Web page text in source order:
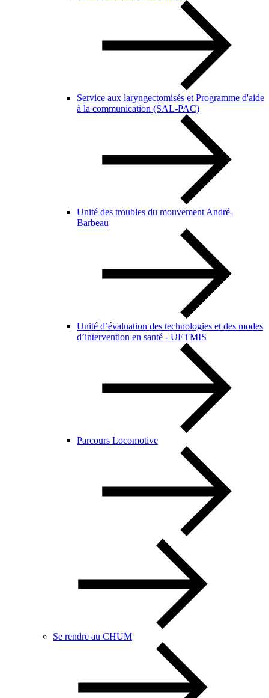
Service aux laryngectomisés et Programme d'aide
à la communication (SAL-PAC)
Unité des troubles du mouvement André-
Barbeau
Unité d’évaluation des technologies et des modes
d’intervention en santé - UETMIS
Parcours Locomotive
Se rendre au CHUM